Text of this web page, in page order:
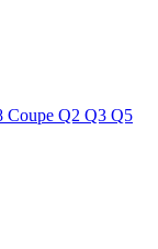
Coupe Q2 Q3 Q5